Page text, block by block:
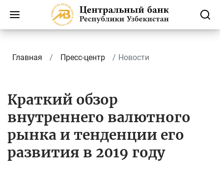
Главная Пресс-центр Новости
Краткий обзор
внутреннего валютного
рынка и тенденции его
развития в 2019 году